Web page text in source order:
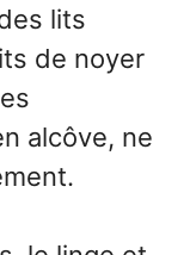
lits
de noyer
alcôve, ne